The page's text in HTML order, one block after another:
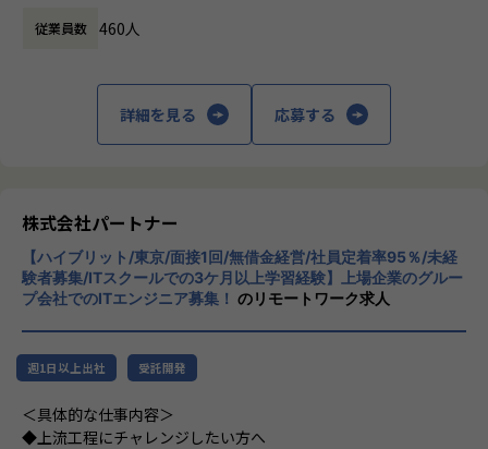
└問題発生時は営業とアドバイザーが即対応し、迅速に調
整。
・勉強会・交流会を年2回実施
└他案件の社員ともつながれる場を用意。ナレッジ共有も活
95％（2024年8月時点／1年以内）
▼開発系
・オンラインヨガプラットフォームの要件定義・設計（Rub
y／Vue／AWS）
・自社ECサイトの新規立ち上げ（要件定義～運用／TypeScr
（C#／Python）
▼インフラ系
・ECクラウド基盤設計（AWS／VMware）
時間外労働の有無： 有（月平均20時間）
従業員数 460人
詳細を見る 応募する
株式会社パートナー
【ハイブリット/東京/面接1回/無借金経営/社員定着率95％/未経
験者募集/ITスクールでの3ケ月以上学習経験】上場企業のグルー
プ会社でのITエンジニア募集！ のリモートワーク求人
週1日以上出社 受託開発
＜具体的な仕事内容＞
◆上流工程にチャレンジしたい方へ